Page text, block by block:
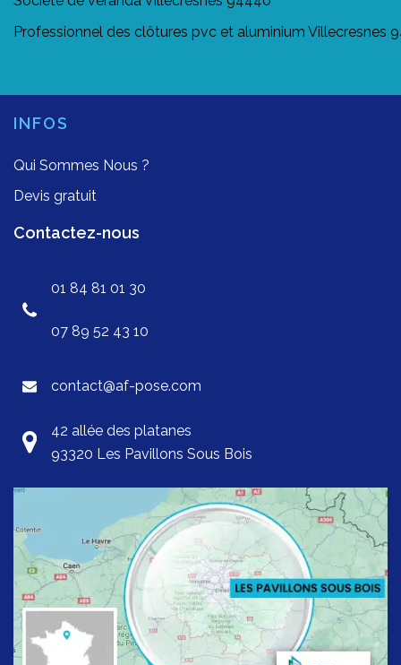
Professionnel des clôtures pvc et aluminium Villecresnes
INFOS
Qui Sommes Nous ?
Devis gratuit
Contactez-nous
01 84 81 01 30
07 89 52 43 10
contact@af-pose.com
42 allée des platanes
93320 Les Pavillons Sous Bois